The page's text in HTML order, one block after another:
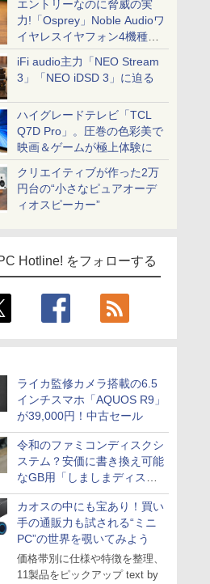
エントリーなのに脅威の実
力!「Osprey」Noble Audioワ
イヤレスイヤフォン4機種を
一気に聴く
iFi audio主力「NEO Stream
3」「NEO iDSD 3」に迫る
ハイグレードテレビ「TCL
Q7D Pro」。圧巻の色彩美で
映画＆ゲームが極上体験に
クリエイティブが作った2万
円台の“小さなピュアオーデ
ィオスピーカー”
Hotline! をフォローする
ライカ監修カメラ搭載の6.5
インチスマホ「AQUOS R9」
が39,000円！中古セール
令和のファミコンディスクシ
ステム？安価に書き換え可能
なGB用「しましまディスク
システム」
カオスの中にも宝あり！買い
手の通販力も試される“ミニ
PC”の世界を覗いてみよう
価格帯別に仕様や特徴を整理、
11製品をピックアップ text by
天海社
Comic curea
impress QuickBooks
PUBFUN
パブファンセルフ
IPGネットワーク
TシャツPOD pTa.shop